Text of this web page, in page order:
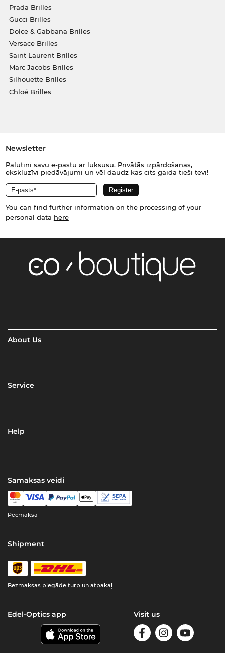
Prada Brilles
Gucci Brilles
Dolce & Gabbana Brilles
Versace Brilles
Saint Laurent Brilles
Marc Jacobs Brilles
Silhouette Brilles
Chloé Brilles
Newsletter
Palutini savu e-pastu ar luksusu. Privātās izpārdošanas,
ekskluzīvi piedāvājumi un vēl daudz kas cits gaida tieši tevi!
You can find further information on the processing of your
personal data here
About Us
Service
Help
Samaksas veidi
Pēcmaksa
Shipment
Bezmaksas piegāde turp un atpakaļ
Edel-Optics app Visit us